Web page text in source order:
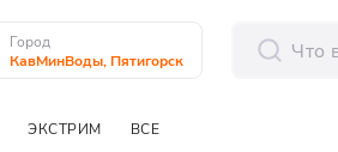
Город
КавМинВоды, Пятигорск
ЭКСТРИМ ВСЕ